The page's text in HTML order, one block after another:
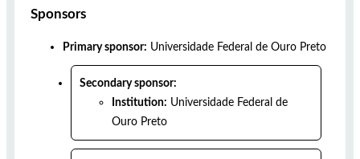
Sponsors
Primary sponsor: Universidade Federal de Ouro Preto
Secondary sponsor:
Institution: Universidade Federal de
Ouro Preto